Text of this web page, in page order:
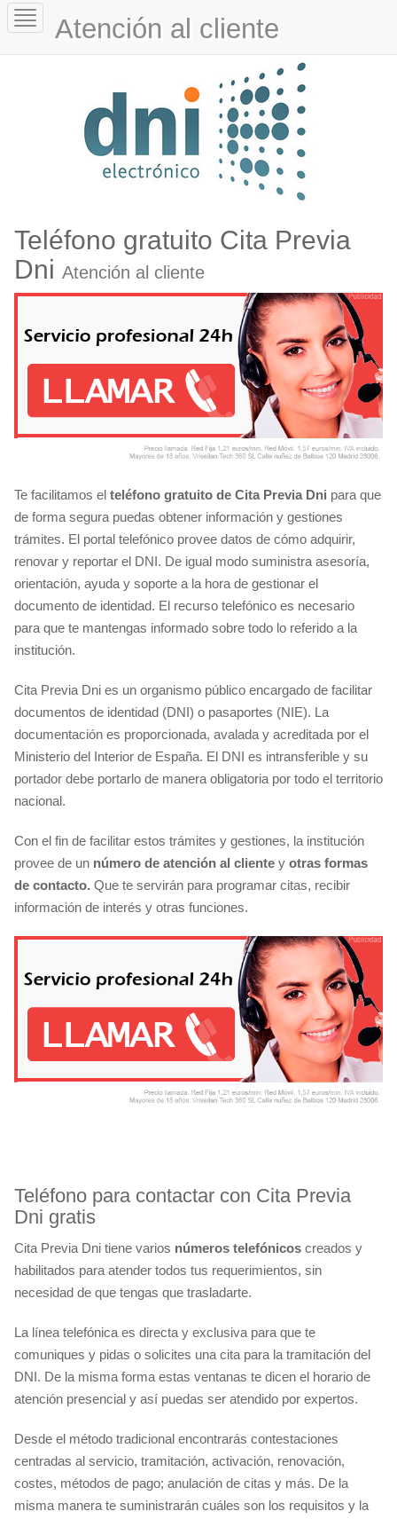
Toggle
navigationAtención al cliente
Teléfono gratuito Cita Previa
Dni Atención al cliente
Te facilitamos el teléfono gratuito de Cita Previa Dni para que
de forma segura puedas obtener información y gestiones
trámites. El portal telefónico provee datos de cómo adquirir,
renovar y reportar el DNI. De igual modo suministra asesoría,
orientación, ayuda y soporte a la hora de gestionar el
documento de identidad. El recurso telefónico es necesario
para que te mantengas informado sobre todo lo referido a la
institución.
Cita Previa Dni es un organismo público encargado de facilitar
documentos de identidad (DNI) o pasaportes (NIE). La
documentación es proporcionada, avalada y acreditada por el
Ministerio del Interior de España. El DNI es intransferible y su
portador debe portarlo de manera obligatoria por todo el territorio
nacional.
Con el fin de facilitar estos trámites y gestiones, la institución
provee de un número de atención al cliente y otras formas
de contacto. Que te servirán para programar citas, recibir
información de interés y otras funciones.
Teléfono para contactar con Cita Previa
Dni gratis
Cita Previa Dni tiene varios números telefónicos creados y
habilitados para atender todos tus requerimientos, sin
necesidad de que tengas que trasladarte.
La línea telefónica es directa y exclusiva para que te
comuniques y pidas o solicites una cita para la tramitación del
DNI. De la misma forma estas ventanas te dicen el horario de
atención presencial y así puedas ser atendido por expertos.
Desde el método tradicional encontrarás contestaciones
centradas al servicio, tramitación, activación, renovación,
costes, métodos de pago; anulación de citas y más. De la
misma manera te suministrarán cuáles son los requisitos y la